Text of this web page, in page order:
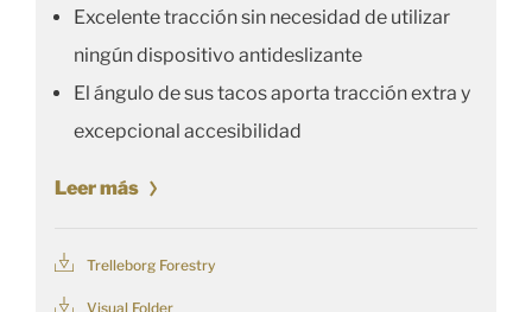
Excelente tracción sin necesidad de utilizar
ningún dispositivo antideslizante
El ángulo de sus tacos aporta tracción extra y
excepcional accesibilidad
Leer más
Trelleborg Forestry
Visual Folder